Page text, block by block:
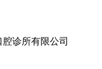
诊所有限公司